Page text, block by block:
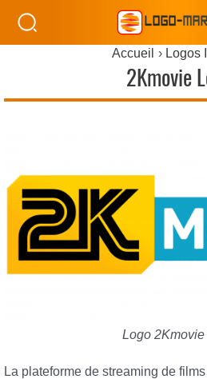
Accueil Logos
2Kmovie
Logo
La plateforme de streaming de